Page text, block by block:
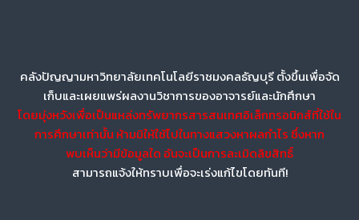
คลังปัญญามหาวิทยาลัยเทคโนโลยีราชมงคลธัญบุรี ตั้งขึ้นเพื่อจัด
เก็บและเผยแพร่ผลงานวิชาการของอาจารย์และนักศึกษา
โดยมุ่งหวังเพื่อเป็นแหล่งทรัพยากรสารสนเทศอิเล็กทรอนิกส์ที่ใช้ใน
การศึกษาเท่านั้น ห้ามมิให้ใช้ไปในทางแสวงหาผลกำไร ซึ่งหาก
พบเห็นว่ามีข้อมูลใด อันจะเป็นการละเมิดลิขสิทธิ์
สามารถแจ้งให้ทราบเพื่อจะเร่งแก้ไขโดยทันที!